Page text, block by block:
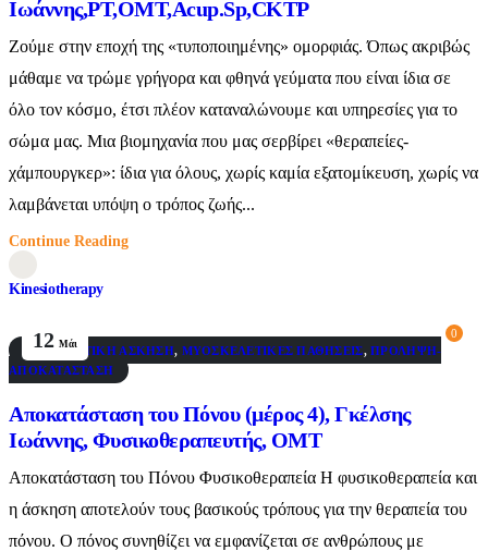
Ιωάννης,PT,OMT,Acup.Sp,CKTP
Ζούμε στην εποχή της «τυποποιημένης» ομορφιάς. Όπως ακριβώς
μάθαμε να τρώμε γρήγορα και φθηνά γεύματα που είναι ίδια σε
όλο τον κόσμο, έτσι πλέον καταναλώνουμε και υπηρεσίες για το
σώμα μας. Μια βιομηχανία που μας σερβίρει «θεραπείες-
χάμπουργκερ»: ίδια για όλους, χωρίς καμία εξατομίκευση, χωρίς να
λαμβάνεται υπόψη ο τρόπος ζωής...
Continue Reading
Kinesiotherapy
12 Μάι
0
ΘΕΡΑΠΕΥΤΙΚΉ ΆΣΚΗΣΗ, ΜΥΟΣΚΕΛΕΤΙΚΈΣ ΠΑΘΉΣΕΙΣ,ΠΡΌΛΗΨΗ-
ΑΠΟΚΑΤΆΣΤΑΣΗ
Αποκατάσταση του Πόνου (μέρος 4), Γκέλσης
Ιωάννης, Φυσικοθεραπευτής, ΟΜΤ
Αποκατάσταση του Πόνου Φυσικοθεραπεία Η φυσικοθεραπεία και
η άσκηση αποτελούν τους βασικούς τρόπους για την θεραπεία του
πόνου. Ο πόνος συνηθίζει να εμφανίζεται σε ανθρώπους με